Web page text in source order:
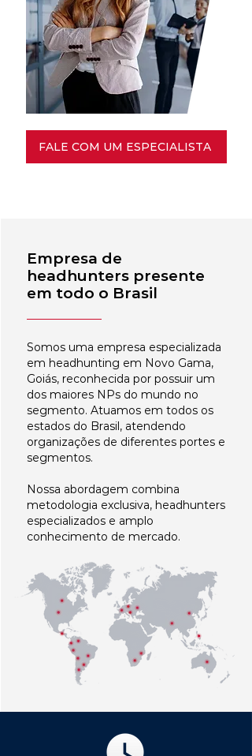
FALE COM UM ESPECIALISTA
Empresa de
headhunters presente
em todo o Brasil
Somos uma empresa especializada
em headhunting em Novo Gama,
Goiás, reconhecida por possuir um
dos maiores NPs do mundo no
segmento. Atuamos em todos os
estados do Brasil, atendendo
organizações de diferentes portes e
segmentos.
Nossa abordagem combina
metodologia exclusiva, headhunters
especializados e amplo
conhecimento de mercado.